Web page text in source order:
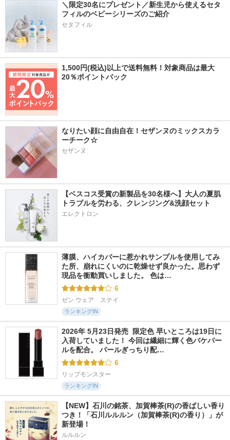
＼限定30名にプレゼント／新生児から使えるセタ
フィルのベビーシリーズのご紹介
セタフィル
1,500円(税込)以上で送料無料！対象商品は最大
20％ポイントバック
なりたい顔に自由自在！セザンヌのミックスカラ
ーチーク☆
セザンヌ
【ベスコス受賞の新製品を30名様へ】大人の夏肌
トラブルを労わる、クレンジング&洗顔セット
エレクトロン
薄膜、ハイカバーに惹かれサンプルを使用してみ
た所、崩れにくいのに乾燥せず良かった。思わず
現品を衝動買いしました。 色は…
6
ゼン ウェア　ステイ
ランキングIN
2026年 5月23日発売  限定色 早いところは19日に
入荷していました！ 今回は繊細に輝く色バケパー
ルを配合。 パールぎっちり配…
6
リップモンスター
ランキングIN
【NEW】石川の銘茶、加賀棒茶(R)の香ばしい香り
つき！「石川ルルルン（加賀棒茶(R)の香り）」が
新登場！
ルルルン